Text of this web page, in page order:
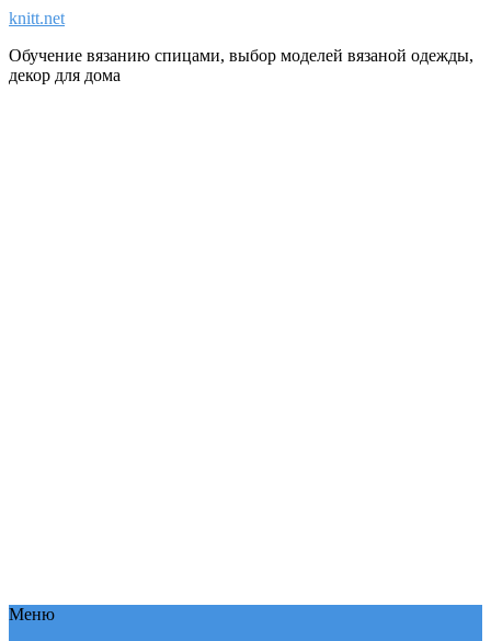
knitt.net
Обучение вязанию спицами, выбор моделей вязаной одежды,
декор для дома
Меню